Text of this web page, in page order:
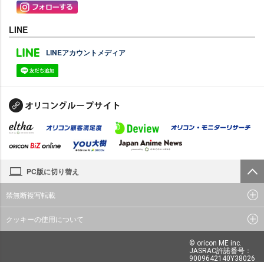
LINE
LINEアカウントメディア
PC版に切り替え
禁無断複写転載
クッキーの使用について
© oricon ME inc.
JASRAC許諾番号：
9009642140Y38026